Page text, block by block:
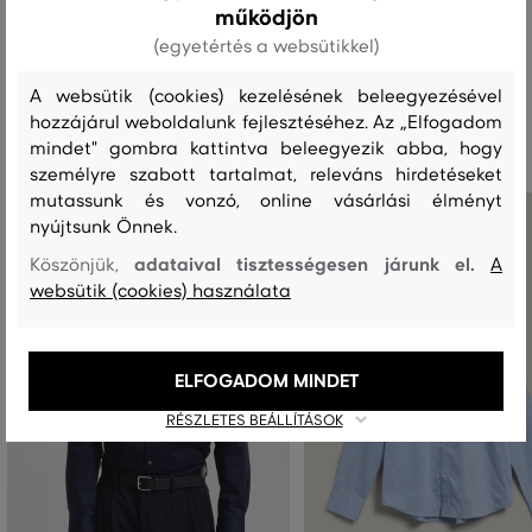
Ajánlott termékek
működjön
(egyetértés a websütikkel)
A websütik (cookies) kezelésének beleegyezésével
hozzájárul weboldalunk fejlesztéséhez. Az „Elfogadom
mindet" gombra kattintva beleegyezik abba, hogy
személyre szabott tartalmat, releváns hirdetéseket
mutassunk és vonzó, online vásárlási élményt
nyújtsunk Önnek.
Köszönjük,adataival tisztességesen járunk el.A
websütik (cookies) használata
RÉSZLETES BEÁLLÍTÁSOK
ELFOGADOM MINDET